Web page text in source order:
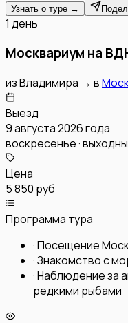
Узнать о туре →
1 день
Москвариум на
изВладимира → в
Выезд
9 августа 2026 года
воскресенье ·
Цена
5 850 руб
Программа тура
·Посещение
·Знакомство с
·Наблюдение за
редкими рыбами